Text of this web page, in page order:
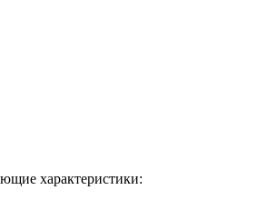
характеристики: